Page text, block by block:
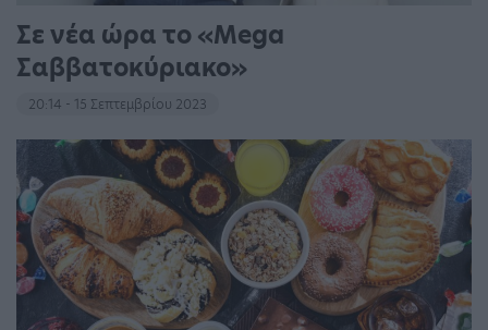
Σε νέα ώρα το «Mega
Σαββατοκύριακο»
20:14 - 15 Σεπτεμβρίου 2023